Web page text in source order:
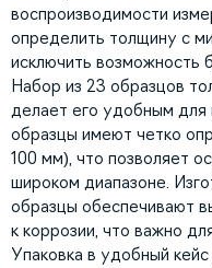
воспроизводимости
определить толщину с
исключить возможность
Набор из 23 образцов
делает его удобным для
образцы имеют четко
100 мм), что позволяет
широком диапазоне.
образцы обеспечивают
к коррозии, что важно
Упаковка в удобный